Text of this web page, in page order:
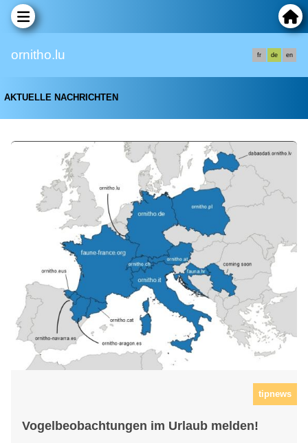
ornitho.lu fr de en
AKTUELLE NACHRICHTEN
tipnews
Vogelbeobachtungen im Urlaub melden!